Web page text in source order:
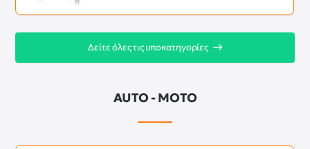
Δείτε όλες τις υποκατηγορίες
AUTO - MOTO